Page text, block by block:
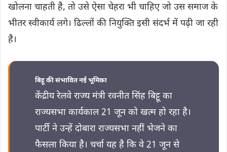
खोलना चाहती है, तो उसे ऐसा चेहरा भी चाहिए जो उस समाज के
भीतर स्वीकार्य लगे। ढिल्लों की नियुक्ति इसी संदर्भ में पढ़ी जा रही
है।
बिट्टू की संभावित नई भूमिका
केंद्रीय रेलवे राज्य मंत्री रवनीत सिंह बिट्टू का
राज्यसभा कार्यकाल 21 जून को खत्म हो रहा है।
पार्टी ने उन्हें दोबारा राज्यसभा नहीं भेजने का
फैसला किया है। चर्चा यह है कि वे 21 जून से